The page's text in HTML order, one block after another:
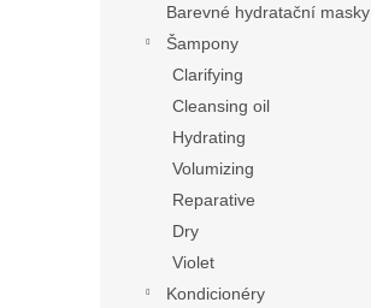
Barevné hydratační masky
Šampony
Clarifying
Cleansing oil
Hydrating
Volumizing
Reparative
Dry
Violet
Kondicionéry